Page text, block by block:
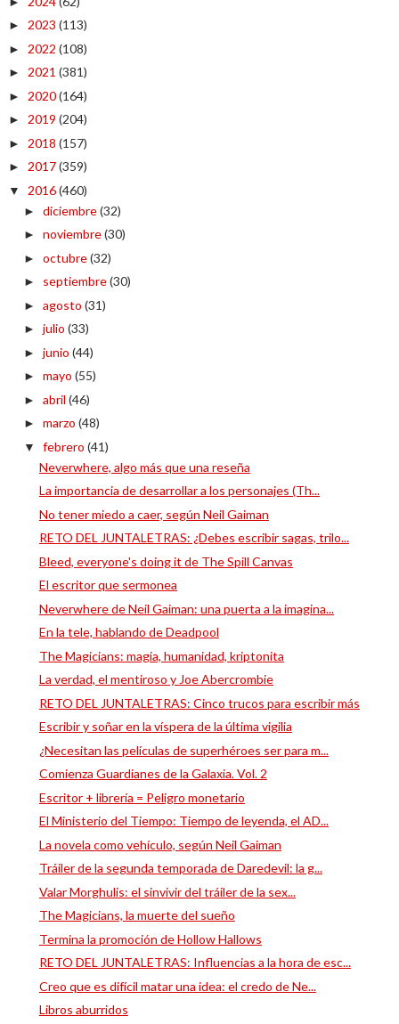
► 2023 (113)
► 2022 (108)
► 2021 (381)
► 2020(164)
► 2019 (204)
► 2018 (157)
► 2017(359)
▼ 2016(460)
► diciembre(32)
► noviembre(30)
► octubre(32)
► septiembre(30)
► agosto (31)
► julio (33)
► junio (44)
► mayo (55)
► abril (46)
► marzo (48)
▼ febrero (41)
Neverwhere, algo más que una reseña
La importancia de desarrollar a los personajes (Th...
No tener miedo a caer, según Neil Gaiman
RETO DEL JUNTALETRAS: ¿Debes escribir sagas, trilo...
Bleed, everyone's doing it de The Spill Canvas
El escritor que sermonea
Neverwhere de Neil Gaiman: una puerta a la imagina...
En la tele, hablando de Deadpool
The Magicians: magia, humanidad, kriptonita
La verdad, el mentiroso y Joe Abercrombie
RETO DEL JUNTALETRAS: Cinco trucos para escribir más
Escribir y soñar en la víspera de la última vigilia
¿Necesitan las películas de superhéroes ser para m...
Comienza Guardianes de la Galaxia. Vol. 2
Escritor + librería = Peligro monetario
El Ministerio del Tiempo: Tiempo de leyenda, el AD...
La novela como vehículo, según Neil Gaiman
Tráiler de la segunda temporada de Daredevil: la g...
Valar Morghulis: el sinvivir del tráiler de la sex...
The Magicians, la muerte del sueño
Termina la promoción de Hollow Hallows
RETO DEL JUNTALETRAS: Influencias a la hora de esc...
Creo que es difícil matar una idea: el credo de Ne...
Libros aburridos